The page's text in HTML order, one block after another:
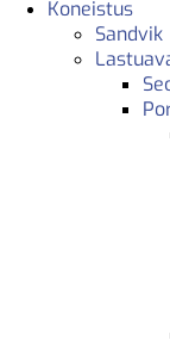
Koneistus
Sandvik